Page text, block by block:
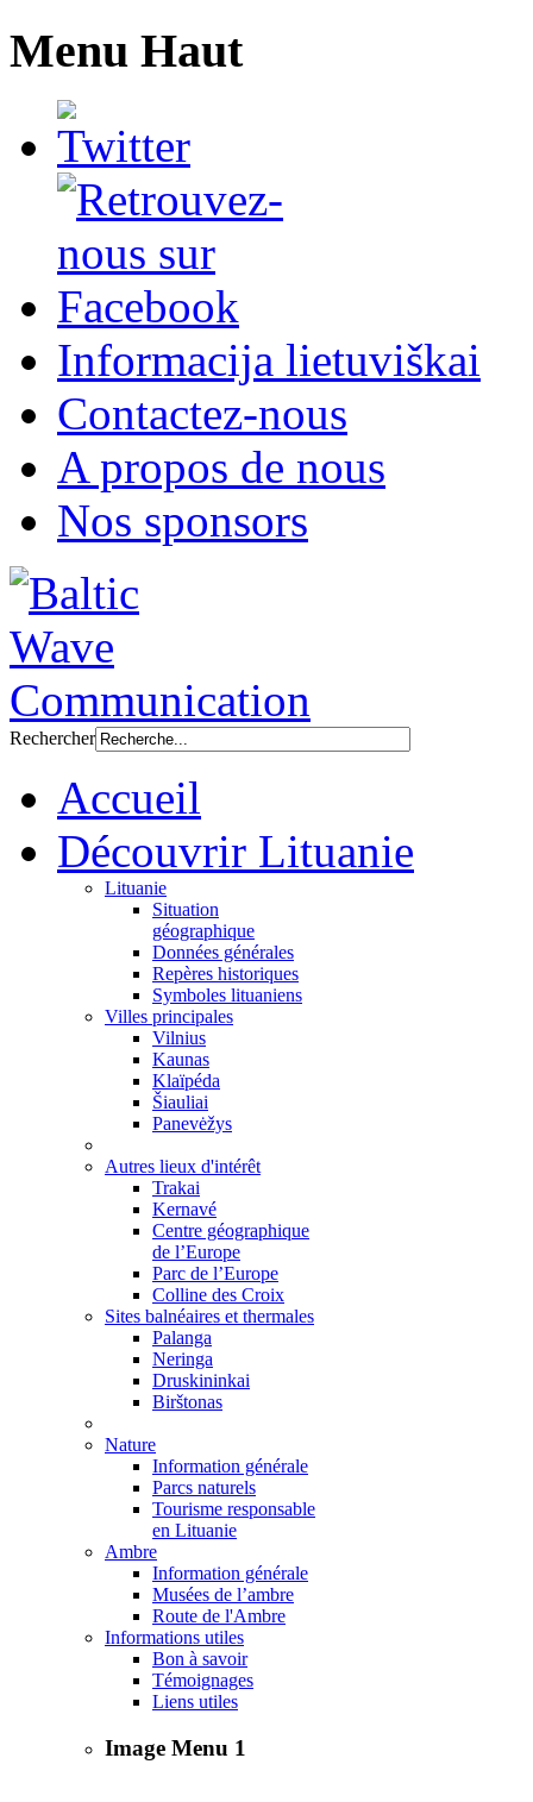
Menu Haut
Informacija lietuviškai
Contactez-nous
A propos de nous
Nos sponsors
Rechercher
Accueil
Découvrir Lituanie
Lituanie
Situation
géographique
Données générales
Repères historiques
Symboles lituaniens
Villes principales
Vilnius
Kaunas
Klaïpéda
Šiauliai
Panevėžys
Autres lieux d'intérêt
Trakai
Kernavé
Centre géographique
de l’Europe
Parc de l’Europe
Colline des Croix
Sites balnéaires et thermales
Palanga
Neringa
Druskininkai
Birštonas
Nature
Information générale
Parcs naturels
Tourisme responsable
en Lituanie
Ambre
Information générale
Musées de l’ambre
Route de l'Ambre
Informations utiles
Bon à savoir
Témoignages
Liens utiles
Image Menu 1